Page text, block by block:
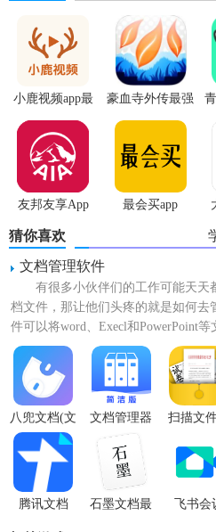
【优品ppt模板app特色】
1. 海量模板：提供超过数万种
需求。
2. 分类清晰：模板按照行业、
便于用户快速查找。
小鹿视频app最
新版
豪血寺外传最强
传说无限血版
友邦友享App 最会买app
猜你喜欢
文档管理软件
有很多小伙伴们的工作可能天天
档文件，那让他们头疼的就是如何去
件可以将word、Execl和PowerPoint
方便...
八兜文档(文
档管理)
文档管理器 扫描文
腾讯文档
石墨文档最
飞书会